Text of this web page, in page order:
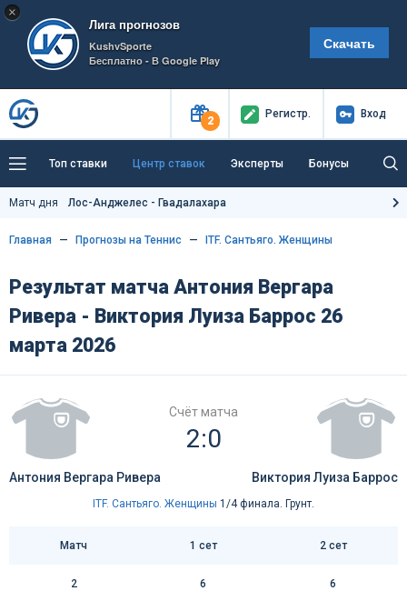
×
Лига прогнозов
KushvSporte
Бесплатно - В Google Play
Скачать
2
Регистр. Вход
Топ ставки Центр ставок Эксперты Бонусы
Тренды Букмекеры Пресс-центр
Как тут заработать?
Матч дня Лос-Анджелес - Гвадалахара
Главная Прогнозы на Теннис ITF. Сантьяго. Женщины
Результат матча Антония Вергара
Ривера - Виктория Луиза Баррос 26
марта 2026
Счёт матча
2:0
Антония Вергара Ривера Виктория Луиза Баррос
ITF. Сантьяго. Женщины 1/4 финала. Грунт.
Матч 1 сет 2 сет
2 6 6